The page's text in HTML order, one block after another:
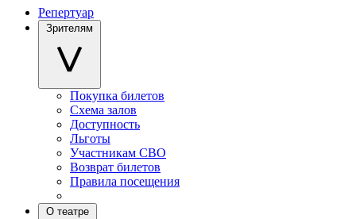
Репертуар
Зрителям
Покупка билетов
Схема залов
Доступность
Льготы
Участникам СВО
Возврат билетов
Правила посещения
О театре